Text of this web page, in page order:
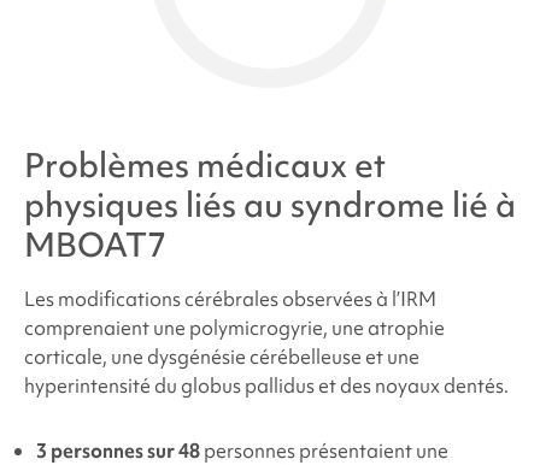
Problèmes médicaux et
physiques liés au syndrome lié à
MBOAT7
Les modifications cérébrales observées à l’IRM
comprenaient une polymicrogyrie, une atrophie
corticale, une dysgénésie cérébelleuse et une
hyperintensité du globus pallidus et des noyaux dentés.
3 personnes sur 48personnes présentaient une